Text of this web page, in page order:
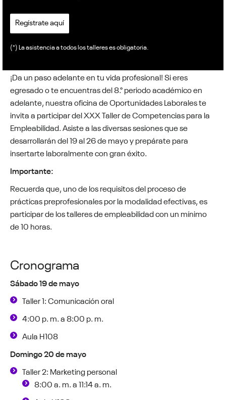
Regístrate aquí
(*) La asistencia a todos los talleres es obligatoria.
¡Da un paso adelante en tu vida profesional! Si eres
egresado o te encuentras del 8.° periodo académico en
adelante, nuestra oficina de Oportunidades Laborales te
invita a participar del XXX Taller de Competencias para la
Empleabilidad. Asiste a las diversas sesiones que se
desarrollarán del 19 al 26 de mayo y prepárate para
insertarte laboralmente con gran éxito.
Importante:
Recuerda que, uno de los requisitos del proceso de
prácticas preprofesionales por la modalidad efectivas, es
participar de los talleres de empleabilidad con un mínimo
de 10 horas.
Cronograma
Sábado 19 de mayo
Taller 1: Comunicación oral
4:00 p. m. a 8:00 p. m.
Aula H108
Domingo 20 de mayo
Taller 2: Marketing personal
8:00 a. m. a 11:14 a. m.